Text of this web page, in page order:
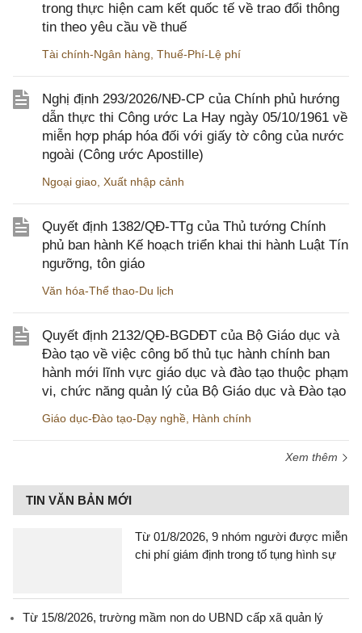
trong thực hiện cam kết quốc tế về trao đổi thông
tin theo yêu cầu về thuế
Tài chính-Ngân hàng Thuế-Phí-Lệ phí
Nghị định 293/2026/NĐ-CP của Chính phủ hướng
dẫn thực thi Công ước La Hay ngày 05/10/1961 về
miễn hợp pháp hóa đối với giấy tờ công của nước
ngoài (Công ước Apostille)
Ngoại giao Xuất nhập cảnh
Quyết định 1382/QĐ-TTg của Thủ tướng Chính
phủ ban hành Kế hoạch triển khai thi hành Luật Tín
ngưỡng, tôn giáo
Văn hóa-Thể thao-Du lịch
Quyết định 2132/QĐ-BGDĐT của Bộ Giáo dục và
Đào tạo về việc công bố thủ tục hành chính ban
hành mới lĩnh vực giáo dục và đào tạo thuộc phạm
vi, chức năng quản lý của Bộ Giáo dục và Đào tạo
Giáo dục-Đào tạo-Dạy nghề Hành chính
Xem thêm
TIN VĂN BẢN MỚI
Từ 01/8/2026, 9 nhóm người được miễn
chi phí giám định trong tố tụng hình sự
Từ 15/8/2026, trường mầm non do UBND cấp xã quản lý